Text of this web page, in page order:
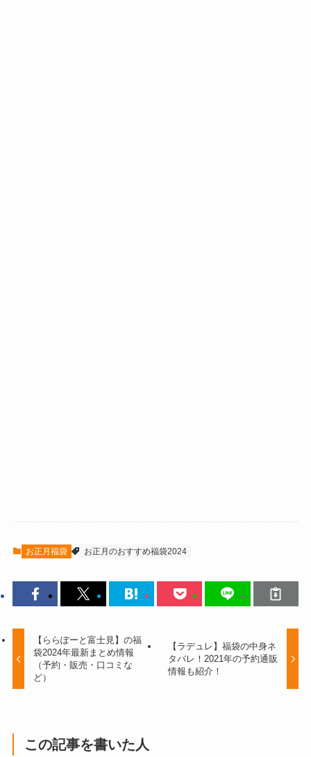
お正月福袋 お正月のおすすめ福袋2024
【ららぽーと富士見】の福
袋2024年最新まとめ情報
（予約・販売・口コミな
ど）
【ラデュレ】福袋の中身ネ
タバレ！2021年の予約通販
情報も紹介！
この記事を書いた人